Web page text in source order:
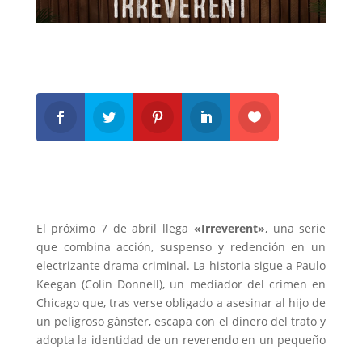
El próximo 7 de abril llega «Irreverent», una serie
que combina acción, suspenso y redención en un
electrizante drama criminal. La historia sigue a Paulo
Keegan (Colin Donnell), un mediador del crimen en
Chicago que, tras verse obligado a asesinar al hijo de
un peligroso gánster, escapa con el dinero del trato y
adopta la identidad de un reverendo en un pequeño